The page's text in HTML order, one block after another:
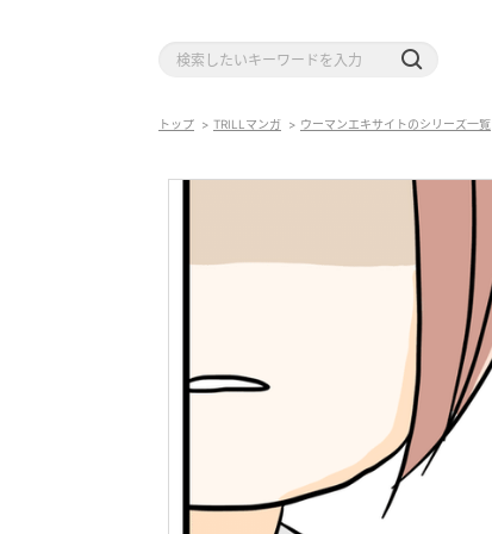
トップ TRILLマンガ ウーマンエキサイトのシリーズ一覧